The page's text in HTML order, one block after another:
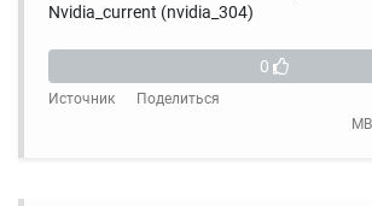
Nvidia_current (nvidia_304)
0
Источник
Поделиться